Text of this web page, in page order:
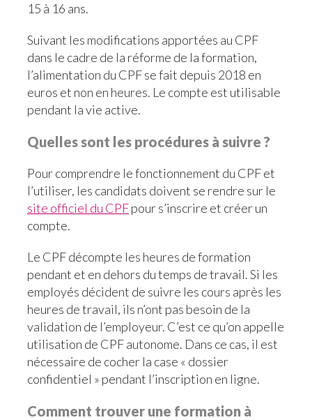
15 à 16 ans.
Suivant les modifications apportées au CPF
dans le cadre de la réforme de la formation,
l’alimentation du CPF se fait depuis 2018 en
euros et non en heures. Le compte est utilisable
pendant la vie active.
Quelles sont les procédures à suivre ?
Pour comprendre le fonctionnement du CPF et
l’utiliser, les candidats doivent se rendre sur le
site officiel du CPFpour s’inscrire et créer un
compte.
Le CPF décompte les heures de formation
pendant et en dehors du temps de travail. Si les
employés décident de suivre les cours après les
heures de travail, ils n’ont pas besoin de la
validation de l’employeur. C’est ce qu’on appelle
utilisation de CPF autonome. Dans ce cas, il est
nécessaire de cocher la case « dossier
confidentiel » pendant l’inscription en ligne.
Comment trouver une formation à